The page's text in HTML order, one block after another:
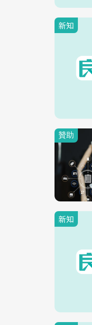
新知
新知